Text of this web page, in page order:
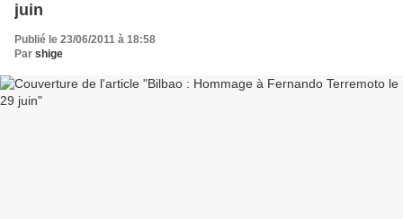
juin
Publié le 23/06/2011 à 18:58
Par shige